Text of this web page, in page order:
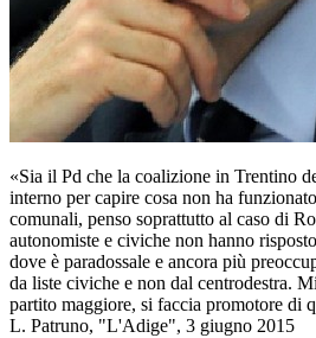
«Sia il Pd che la coalizione in Trentino
interno per capire cosa non ha
comunali, penso soprattutto al caso di
autonomiste e civiche non hanno
dove è paradossale e ancora più
da liste civiche e non dal centrodestra.
partito maggiore, si faccia promotore di
L. Patruno, "L'Adige", 3 giugno 2015